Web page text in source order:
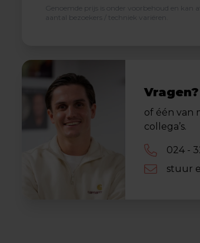
Genoemde prijs is onder voorbehoud en kan
aantal bezoekers / techniek variëren.
of één van
collega’s.
024 -
stuur